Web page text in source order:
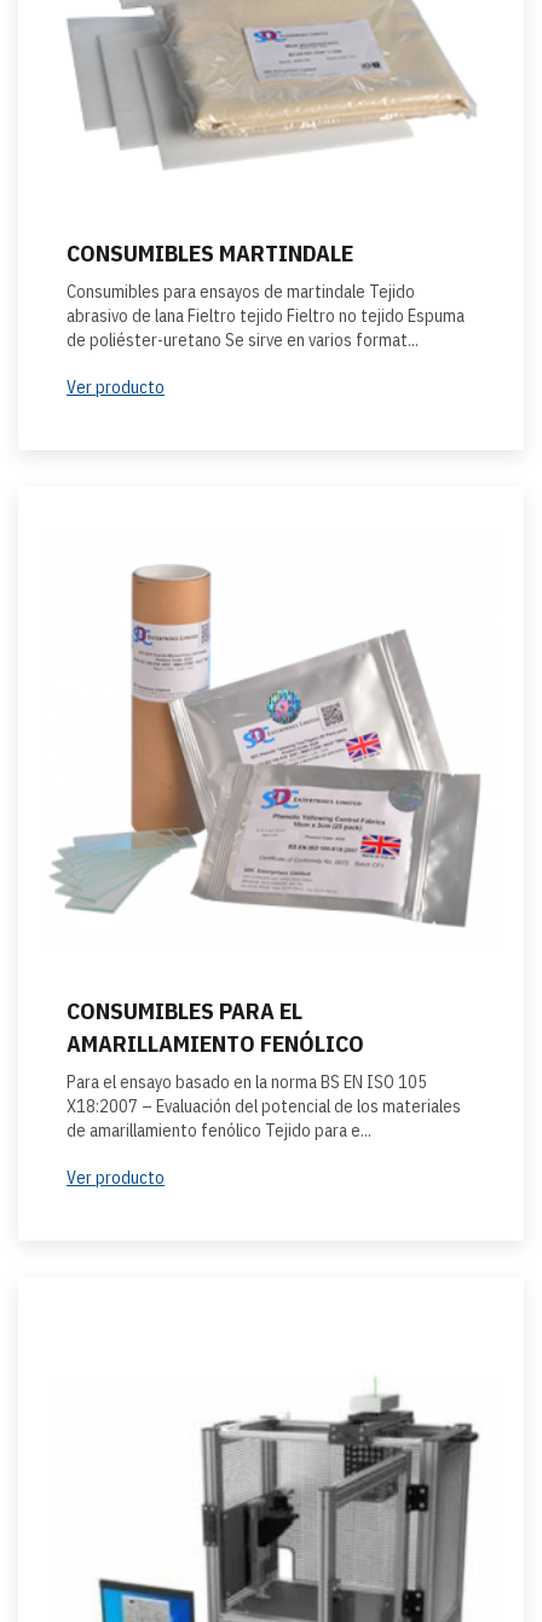
CONSUMIBLES MARTINDALE
Consumibles para ensayos de martindale Tejido
abrasivo de lana Fieltro tejido Fieltro no tejido Espuma
de poliéster-uretano Se sirve en varios format...
Ver producto
CONSUMIBLES PARA EL
AMARILLAMIENTO FENÓLICO
Para el ensayo basado en la norma BS EN ISO 105
X18:2007 – Evaluación del potencial de los materiales
de amarillamiento fenólico Tejido para e...
Ver producto